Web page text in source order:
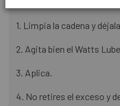
1. Limpia la cadena y
2. Agita bien el Watts
3. Aplica.
4. No retires el exceso y